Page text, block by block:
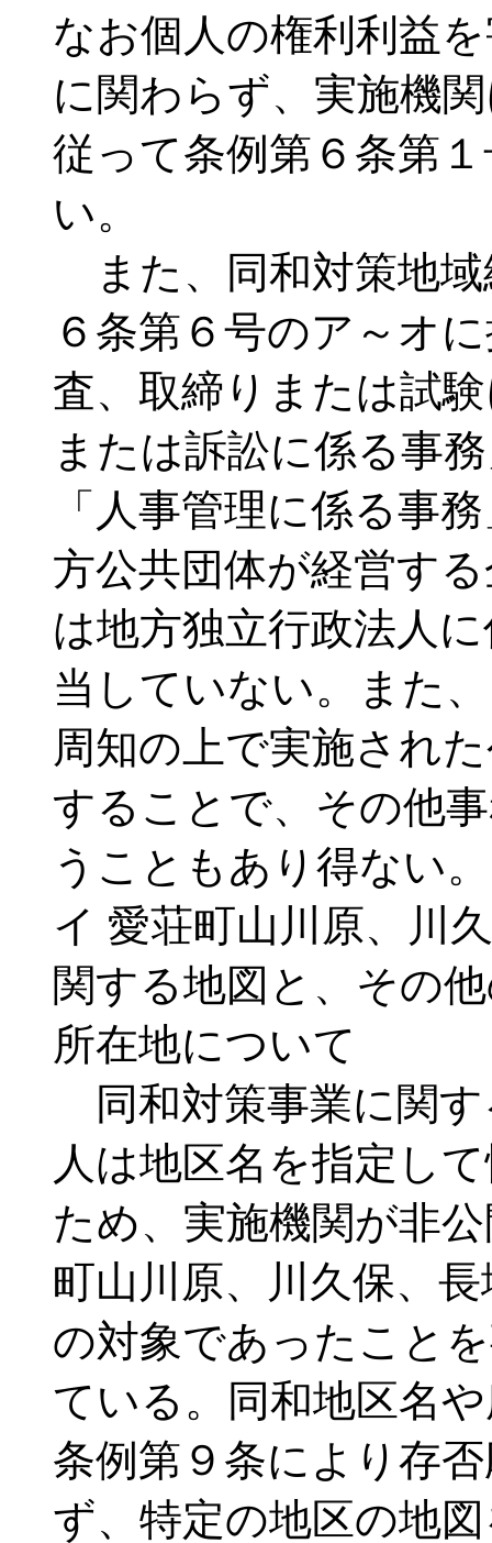
なお個人の権利利益
に関わらず、実施機
従って条例第６条第
い。
また、同和対策地域
６条第６号のア～オ
査、取締りまたは試
または訴訟に係る事
「人事管理に係る事
方公共団体が経営す
は地方独立行政法人
当していない。また
周知の上で実施され
することで、その他
うこともあり得ない。
イ 愛荘町山川原、川
関する地図と、その
所在地について
同和対策事業に関す
人は地区名を指定し
ため、実施機関が非
町山川原、川久保、
の対象であったこと
ている。同和地区名
条例第９条により存
ず、特定の地区の地